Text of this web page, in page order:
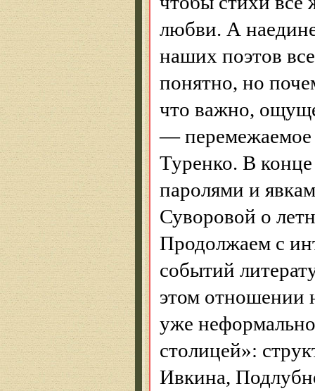
любви. А
наших поэтов
понятно, но
что важно,
—
Туренко. В
паролями и
Суворовой о
Продолжаем с
событий
этом отношении
уже
столицей»:
Ивкина,